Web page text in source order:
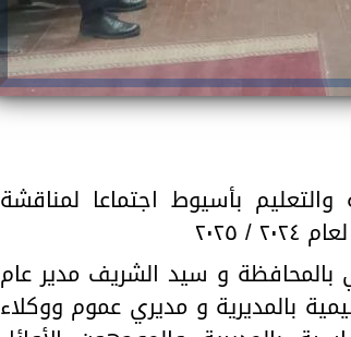
بأسيوط اجتماعا لمناقشة
بالمحافظة و سيد الشريف مدير عام
بالمديرية و مديري عموم ووكلاء